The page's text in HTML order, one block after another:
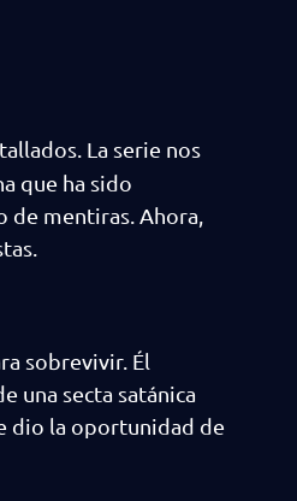
La serie nos
que ha sido
de mentiras. Ahora,
sobrevivir. Él
una secta satánica
dio la oportunidad de